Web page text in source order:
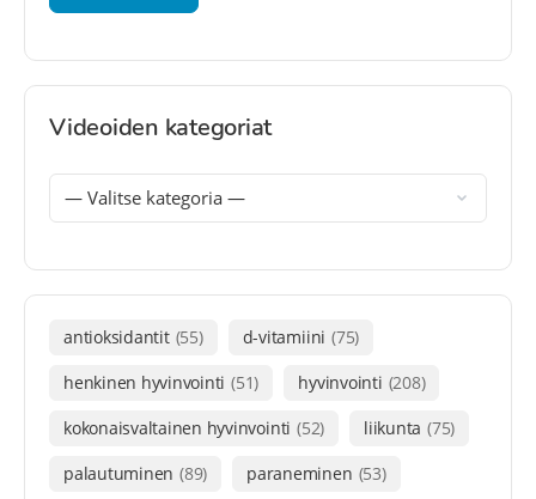
Videoiden kategoriat
antioksidantit (55) d-vitamiini (75)
henkinen hyvinvointi (51) hyvinvointi (208)
kokonaisvaltainen hyvinvointi (52) liikunta (75)
palautuminen (89) paraneminen (53)